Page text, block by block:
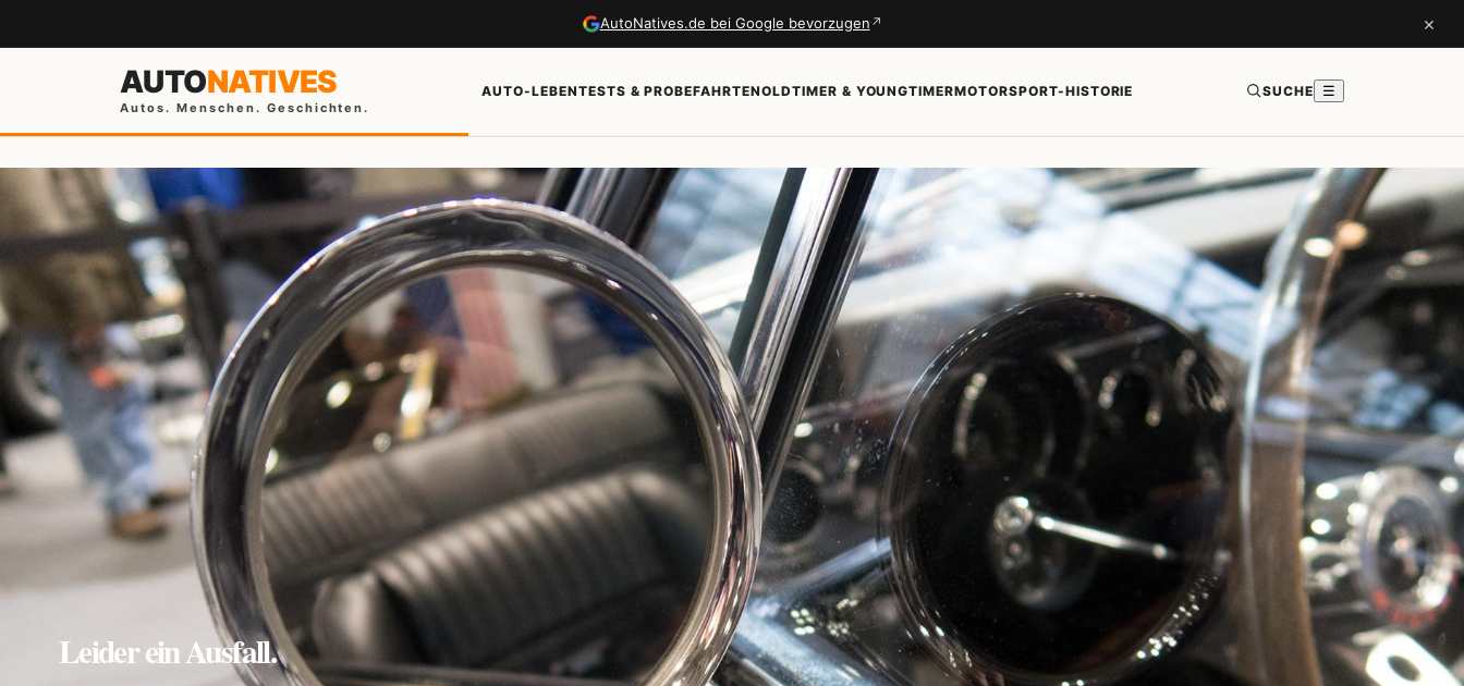
AutoNatives.de bei Google bevorzugen ↗ ×
AUTONATIVES
Autos. Menschen. Geschichten.
AUTO-LEBENTESTS & PROBEFAHRTENOLDTIMER & YOUNGTIMERMOTORSPORT-HISTORIE SUCHE ☰
Leider ein Ausfall.